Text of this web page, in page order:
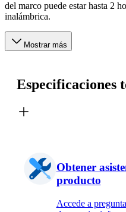
del marco puede estar hasta 2
inalámbrica.
Mostrar más
Especificaciones
Obtener
producto
Accede a